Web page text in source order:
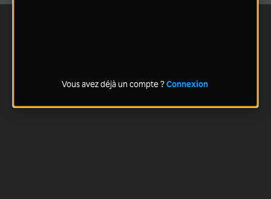
Vous avez déjà un compte ?Connexion